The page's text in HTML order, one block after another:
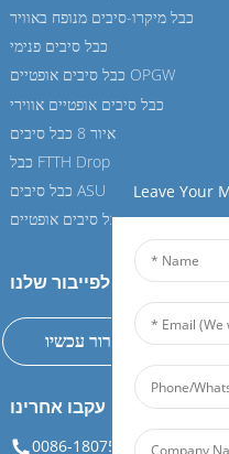
כבל מיקרו-סיבים מנופח באוויר
כבל סיבים פנימי
כבל סיבים אופטיים OPGW
כבל סיבים אופטיים אווירי
איור 8 כבל סיבים
כבל FTTH Drop
כבל סיבים ASU
כבל סיבים אופטיים ADSS
הצטרפו לפייבור שלנו
בירור עכשיו
עקבו אחרינו
0086-18075108880
Leave Your